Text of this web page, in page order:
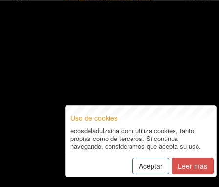
Uso de cookies
ecosdeladulzaina.com utiliza cookies, tanto
propias como de terceros. Si continua
navegando, consideramos que acepta su uso.
Aceptar Leer más